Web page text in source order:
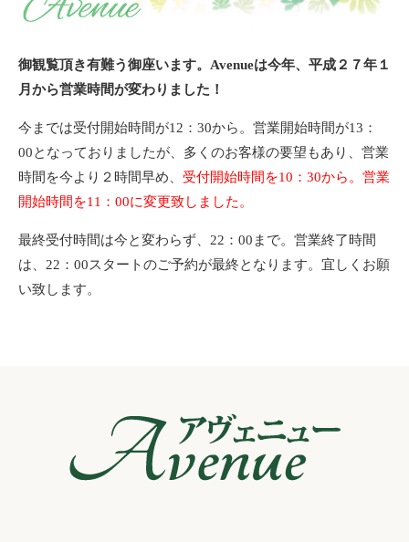
御観覧頂き有難う御座います。Avenueは今年、平成２７年１
月から営業時間が変わりました！
今までは受付開始時間が12：30から。営業開始時間が13：
00となっておりましたが、多くのお客様の要望もあり、営業
時間を今より２時間早め、 受付開始時間を10：30から。営業
開始時間を11：00に変更致しました。
最終受付時間は今と変わらず、22：00まで。営業終了時間
は、22：00スタートのご予約が最終となります。宜しくお願
い致します。